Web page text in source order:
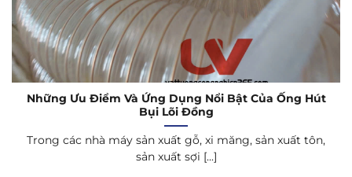
Những Ưu Điểm Và Ứng Dụng Nổi Bật Của Ống Hút
Bụi Lõi Đồng
Trong các nhà máy sản xuất gỗ, xi măng, sản xuất tôn,
sản xuất sợi [...]